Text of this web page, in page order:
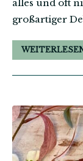
alles und oft
großartiger